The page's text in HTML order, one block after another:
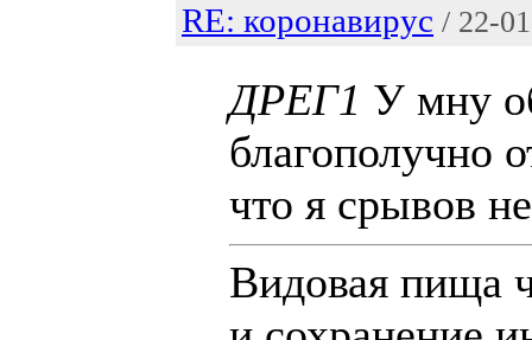
RE: коронавирус / 22-
ДРЕГ1 У мну
благополучно
что я срывов
Видовая пища